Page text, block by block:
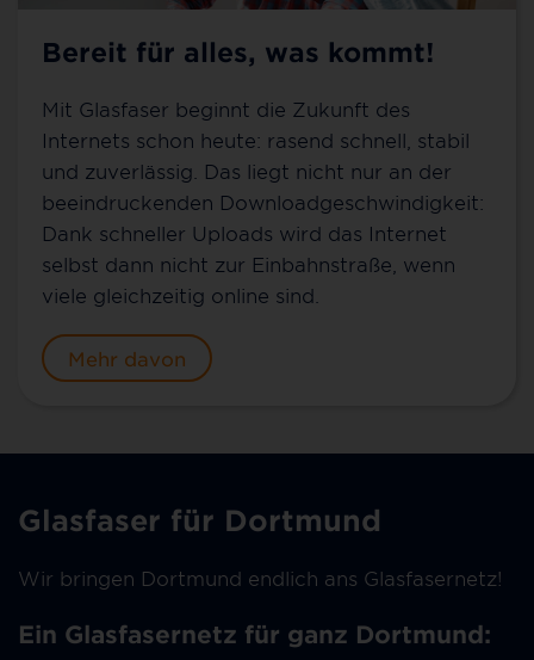
Bereit für alles, was kommt!
Mit Glasfaser beginnt die Zukunft des
Internets schon heute: rasend schnell, stabil
und zuverlässig. Das liegt nicht nur an der
beeindruckenden Downloadgeschwindigkeit:
Dank schneller Uploads wird das Internet
selbst dann nicht zur Einbahnstraße, wenn
viele gleichzeitig online sind.
Mehr davon
Glasfaser für Dortmund
Wir bringen Dortmund endlich ans Glasfasernetz!
Ein Glasfasernetz für ganz Dortmund: